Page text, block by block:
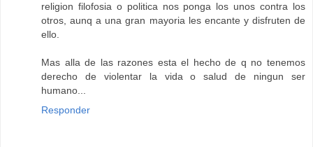
religion filofosia o politica nos ponga los unos contra los
otros, aunq a una gran mayoria les encante y disfruten de
ello.
Mas alla de las razones esta el hecho de q no tenemos
derecho de violentar la vida o salud de ningun ser
humano...
Responder